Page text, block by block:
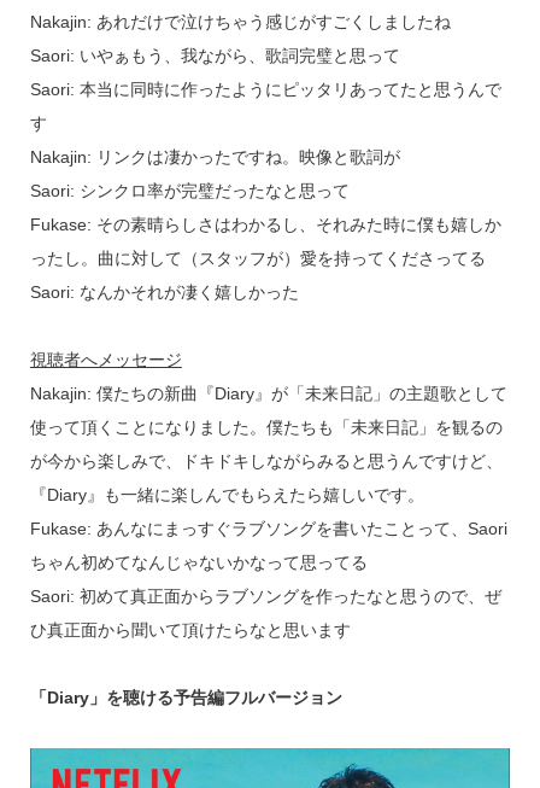
Nakajin: あれだけで泣けちゃう感じがすごくしましたね
Saori: いやぁもう、我ながら、歌詞完璧と思って
Saori: 本当に同時に作ったようにピッタリあってたと思うんで
す
Nakajin: リンクは凄かったですね。映像と歌詞が
Saori: シンクロ率が完璧だったなと思って
Fukase: その素晴らしさはわかるし、それみた時に僕も嬉しか
ったし。曲に対して（スタッフが）愛を持ってくださってる
Saori: なんかそれが凄く嬉しかった
視聴者へメッセージ
Nakajin: 僕たちの新曲『Diary』が「未来日記」の主題歌として
使って頂くことになりました。僕たちも「未来日記」を観るの
が今から楽しみで、ドキドキしながらみると思うんですけど、
『Diary』も一緒に楽しんでもらえたら嬉しいです。
Fukase: あんなにまっすぐラブソングを書いたことって、Saori
ちゃん初めてなんじゃないかなって思ってる
Saori: 初めて真正面からラブソングを作ったなと思うので、ぜ
ひ真正面から聞いて頂けたらなと思います
「Diary」を聴ける予告編フルバージョン